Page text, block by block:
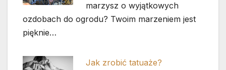
marzysz o wyjątkowych
ozdobach do ogrodu? Twoim marzeniem jest
pięknie…
Jak zrobić tatuaże?